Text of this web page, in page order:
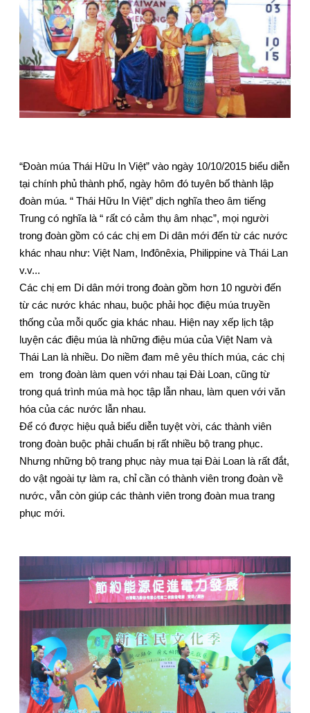
“Đoàn múa Thái Hữu In Việt” vào ngày 10/10/2015 biểu diễn
tại chính phủ thành phố, ngày hôm đó tuyên bố thành lập
đoàn múa. “ Thái Hữu In Việt” dịch nghĩa theo âm tiếng
Trung có nghĩa là “ rất có cảm thụ âm nhạc”, mọi người
trong đoàn gồm có các chị em Di dân mới đến từ các nước
khác nhau như: Việt Nam, Inđônêxia, Philippine và Thái Lan
v.v...
Các chị em Di dân mới trong đoàn gồm hơn 10 người đến
từ các nước khác nhau, buộc phải học điệu múa truyền
thống của mỗi quốc gia khác nhau. Hiện nay xếp lịch tập
luyện các điệu múa là những điệu múa của Việt Nam và
Thái Lan là nhiều. Do niềm đam mê yêu thích múa, các chị
em trong đoàn làm quen với nhau tại Đài Loan, cũng từ
trong quá trình múa mà học tập lẫn nhau, làm quen với văn
hóa của các nước lẫn nhau.
Để có được hiệu quả biểu diễn tuyệt vời, các thành viên
trong đoàn buộc phải chuẩn bị rất nhiều bộ trang phục.
Nhưng những bộ trang phục này mua tại Đài Loan là rất đắt,
do vật ngoài tự làm ra, chỉ cần có thành viên trong đoàn về
nước, vẫn còn giúp các thành viên trong đoàn mua trang
phục mới.